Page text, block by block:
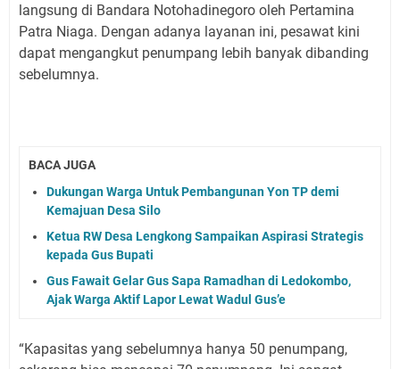
langsung di Bandara Notohadinegoro oleh Pertamina
Patra Niaga. Dengan adanya layanan ini, pesawat kini
dapat mengangkut penumpang lebih banyak dibanding
sebelumnya.
BACA JUGA
Dukungan Warga Untuk Pembangunan Yon TP demi
Kemajuan Desa Silo
Ketua RW Desa Lengkong Sampaikan Aspirasi Strategis
kepada Gus Bupati
Gus Fawait Gelar Gus Sapa Ramadhan di Ledokombo,
Ajak Warga Aktif Lapor Lewat Wadul Gus’e
“Kapasitas yang sebelumnya hanya 50 penumpang,